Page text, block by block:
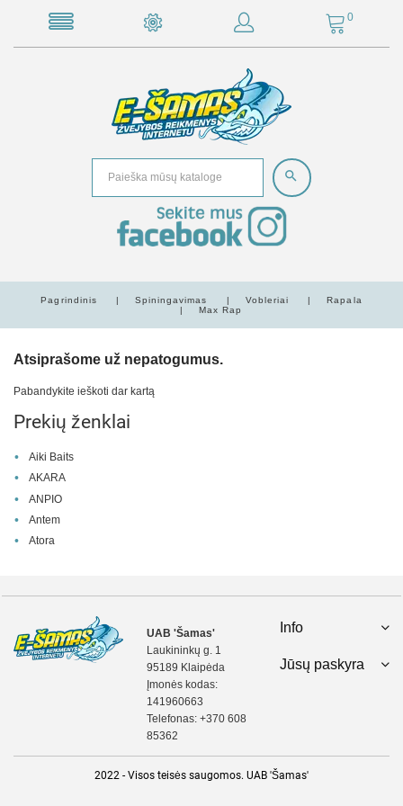
0
Pagrindinis Spiningavimas Vobleriai
Rapala
Max Rap
Atsiprašome už nepatogumus.
Pabandykite ieškoti dar kartą
Prekių ženklai
Aiki Baits
AKARA
ANPIO
Antem
Atora
UAB 'Šamas'
Laukininkų g. 1
95189 Klaipėda
Įmonės kodas:
141960663
Telefonas: +370 608
85362
Info
Jūsų paskyra
2022 - Visos teisės saugomos. UAB 'Šamas'